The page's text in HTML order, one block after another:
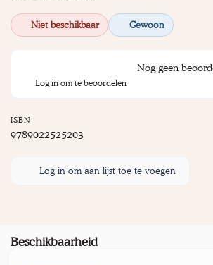
Niet beschikbaar Gewoon
Nog geen
Log in om te beoordelen
ISBN
9789022525203
Log in om aan lijst toe te voegen
Beschikbaarheid